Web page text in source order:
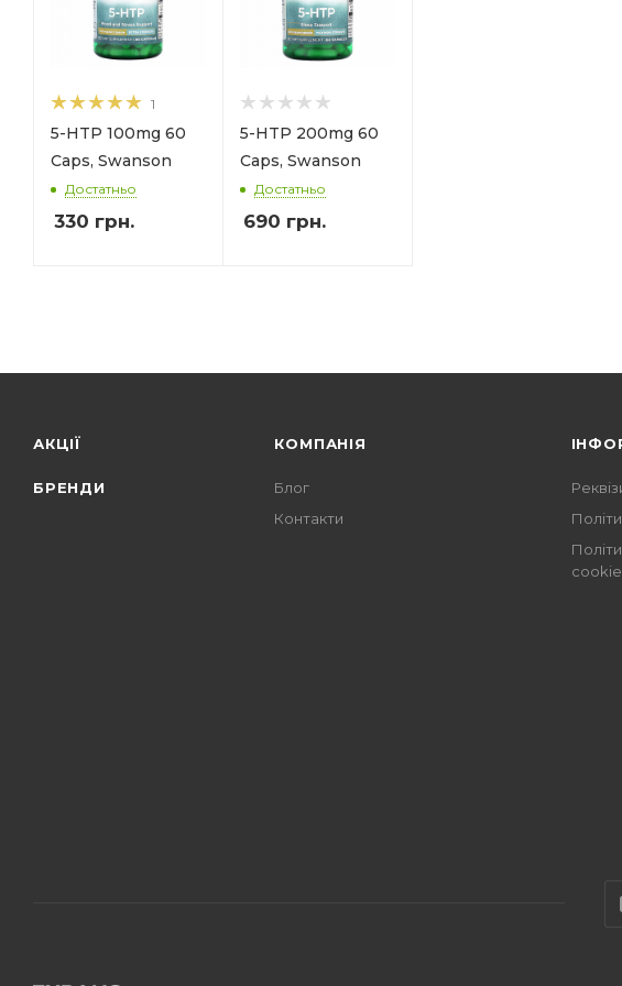
1
5-HTP 100mg 60
Caps, Swanson
Достатньо
330 грн.
5-HTP 200mg 60
Caps, Swanson
Достатньо
690 грн.
АКЦІЇ
БРЕНДИ
КОМПАНІЯ
Блог
Контакти
cookie